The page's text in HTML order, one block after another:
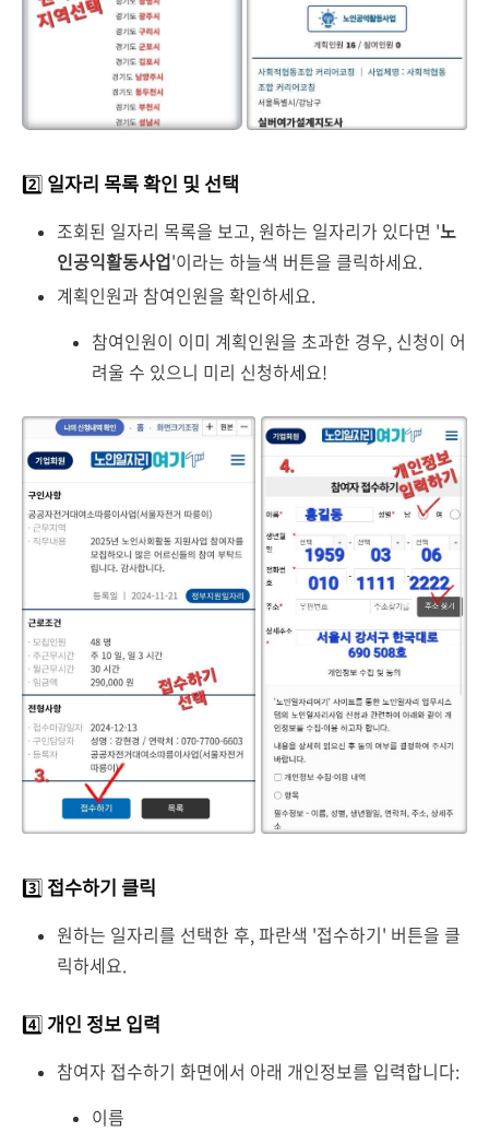
2️⃣일자리 목록 확인 및 선택
조회된 일자리 목록을 보고, 원하는 일자리가 있다면 '노
인공익활동사업'이라는 하늘색 버튼을 클릭하세요.
계획인원과 참여인원을 확인하세요.
참여인원이 이미 계획인원을 초과한 경우, 신청이 어
려울 수 있으니 미리 신청하세요!
3️⃣접수하기 클릭
원하는 일자리를 선택한 후, 파란색 '접수하기' 버튼을 클
릭하세요.
4️⃣개인 정보 입력
참여자 접수하기 화면에서 아래 개인정보를 입력합니다:
이름